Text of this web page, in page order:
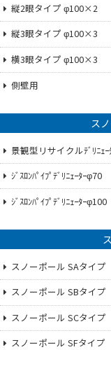
縦2眼タイプ φ100×2
縦3眼タイプ φ100×3
横3眼タイプ φ100×3
側壁用
ス
景観型リサイクルﾃﾞﾘﾆｪｰ
ｼﾞｽﾛﾝﾊﾟｲﾌﾟﾃﾞﾘﾆｪｰﾀｰφ70
ｼﾞｽﾛﾝﾊﾟｲﾌﾟﾃﾞﾘﾆｪｰﾀｰφ100
スノーポール SAタイプ
スノーポール SBタイプ
スノーポール SCタイプ
スノーポール SFタイプ